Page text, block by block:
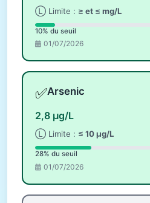
Ⓛ Limite : ≥ et ≤ mg/L
10% du seuil
01/07/2026
✅Arsenic
2,8 µg/L
Ⓛ Limite : ≤ 10 µg/L
28% du seuil
01/07/2026